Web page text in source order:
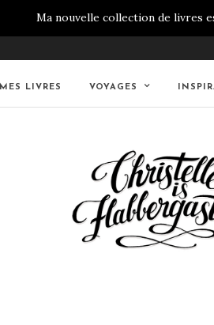
Ma nouvelle collection de livres
MES LIVRES VOYAGES